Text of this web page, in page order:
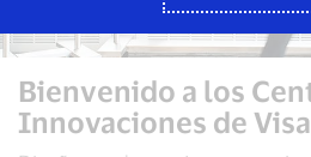
Bienvenido a los
Innovaciones de Visa